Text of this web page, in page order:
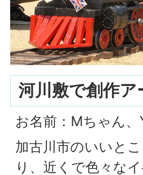
河川敷で創作ア
お名前：Mちゃん
加古川市のいいと
り、近くで色々な